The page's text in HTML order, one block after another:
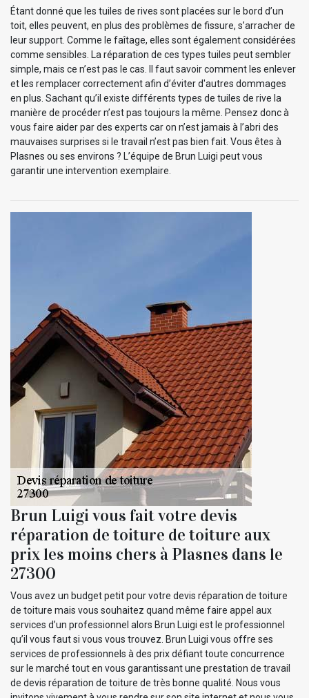
Étant donné que les tuiles de rives sont placées sur le bord d’un
toit, elles peuvent, en plus des problèmes de fissure, s’arracher de
leur support. Comme le faîtage, elles sont également considérées
comme sensibles. La réparation de ces types tuiles peut sembler
simple, mais ce n’est pas le cas. Il faut savoir comment les enlever
et les remplacer correctement afin d’éviter d'autres dommages
en plus. Sachant qu’il existe différents types de tuiles de rive la
manière de procéder n’est pas toujours la même. Pensez donc à
vous faire aider par des experts car on n’est jamais à l’abri des
mauvaises surprises si le travail n’est pas bien fait. Vous êtes à
Plasnes ou ses environs ? L’équipe de Brun Luigi peut vous
garantir une intervention exemplaire.
Brun Luigi vous fait votre devis
réparation de toiture de toiture aux
prix les moins chers à Plasnes dans le
27300
Vous avez un budget petit pour votre devis réparation de toiture
de toiture mais vous souhaitez quand même faire appel aux
services d’un professionnel alors Brun Luigi est le professionnel
qu’il vous faut si vous vous trouvez. Brun Luigi vous offre ses
services de professionnels à des prix défiant toute concurrence
sur le marché tout en vous garantissant une prestation de travail
de devis réparation de toiture de très bonne qualité. Nous vous